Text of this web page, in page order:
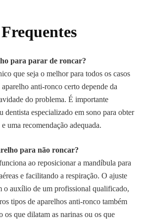
para parar de roncar?
que seja o melhor para todos os casos
anti-ronco certo depende da
do problema. É importante
dentista especializado em sono para obter
uma recomendação adequada.
para não roncar?
ao reposicionar a mandíbula para
e facilitando a respiração. O ajuste
o auxílio de um profissional qualificado,
tipos de aparelhos anti-ronco também
os que dilatam as narinas ou os que